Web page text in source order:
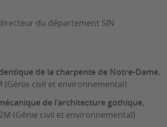
du département SIN
de la charpente de Notre-Dame,
(Génie civil et environnemental)
de l'architecture gothique,
(Génie civil et environnemental)